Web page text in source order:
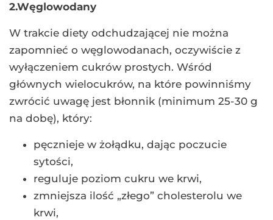
2.Węglowodany
W trakcie diety odchudzającej nie można
zapomnieć o węglowodanach, oczywiście z
wyłączeniem cukrów prostych. Wśród
głównych wielocukrów, na które powinniśmy
zwrócić uwagę jest błonnik (minimum 25-30 g
na dobę), który:
pęcznieje w żołądku, dając poczucie
sytości,
reguluje poziom cukru we krwi,
zmniejsza ilość „złego” cholesterolu we
krwi,